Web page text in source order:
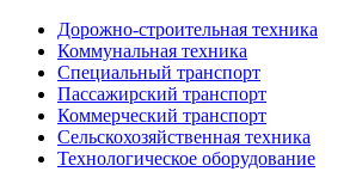
Дорожно-строительная техника
Коммунальная техника
Специальный транспорт
Пассажирский транспорт
Коммерческий транспорт
Сельскохозяйственная техника
Технологическое оборудование